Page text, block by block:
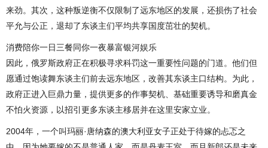
来劲。其次，这种叛逆衡不仅限制了远东地区的发展，还损伤了社会
平允与公正，退却了东谈主们平均共享国度茁壮的契机。
消费陪你一日三餐同你一夜暴富银河娱乐
因此，俄罗斯政府正在积极寻求科罚这一重要性问题的门道。他们但
愿通过饱读舞东谈主们前去远东地区，改善其东谈主口结构。为此，
政府正进入巨鼎力量，提供更多的作事契机、基础重要诱导和磨真金
不怕火资源，以招引更多东谈主移居并在这里安家立业。
2004年，一个叫玛丽·唐纳森的澳大利亚女子正处于待嫁的忐忑之